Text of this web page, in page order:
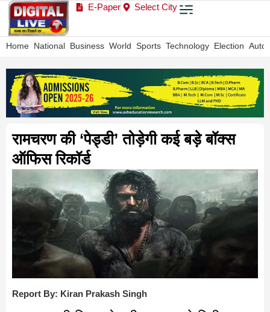
E-Paper Select City
Home National Business World Sports Technology Election Auto
रामचरण की ‘पेड्डी’ तोड़ेगी कई बड़े बॉक्स
ऑफिस रिकॉर्ड
Report By: Kiran Prakash Singh